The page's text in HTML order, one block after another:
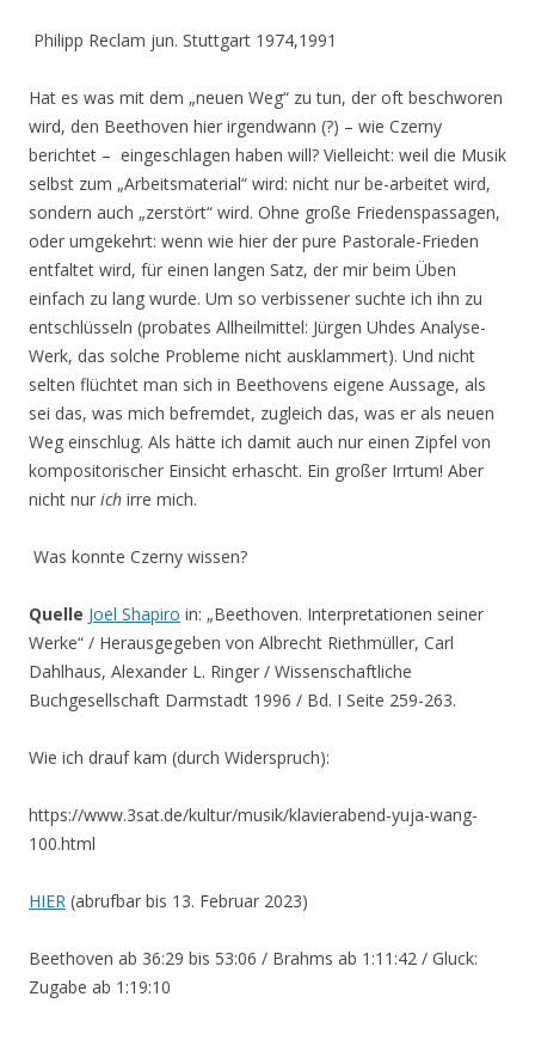
Philipp Reclam jun. Stuttgart 1974,1991
Hat es was mit dem „neuen Weg“ zu tun, der oft beschworen
wird, den Beethoven hier irgendwann (?) – wie Czerny
berichtet – eingeschlagen haben will? Vielleicht: weil die Musik
selbst zum „Arbeitsmaterial“ wird: nicht nur be-arbeitet wird,
sondern auch „zerstört“ wird. Ohne große Friedenspassagen,
oder umgekehrt: wenn wie hier der pure Pastorale-Frieden
entfaltet wird, für einen langen Satz, der mir beim Üben
einfach zu lang wurde. Um so verbissener suchte ich ihn zu
entschlüsseln (probates Allheilmittel: Jürgen Uhdes Analyse-
Werk, das solche Probleme nicht ausklammert). Und nicht
selten flüchtet man sich in Beethovens eigene Aussage, als
sei das, was mich befremdet, zugleich das, was er als neuen
Weg einschlug. Als hätte ich damit auch nur einen Zipfel von
kompositorischer Einsicht erhascht. Ein großer Irrtum! Aber
nicht nur ich irre mich.
Was konnte Czerny wissen?
Quelle Joel Shapiro in: „Beethoven. Interpretationen seiner
Werke“ / Herausgegeben von Albrecht Riethmüller, Carl
Dahlhaus, Alexander L. Ringer / Wissenschaftliche
Buchgesellschaft Darmstadt 1996 / Bd. I Seite 259-263.
Wie ich drauf kam (durch Widerspruch):
https://www.3sat.de/kultur/musik/klavierabend-yuja-wang-
100.html
HIER (abrufbar bis 13. Februar 2023)
Beethoven ab 36:29 bis 53:06 / Brahms ab 1:11:42 / Gluck:
Zugabe ab 1:19:10